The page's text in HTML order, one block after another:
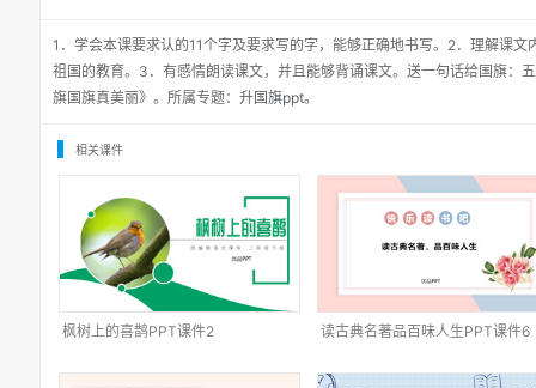
1．学会本课要求认的11个字及要求写的字，能够正确地书写。2．理解课
祖国的教育。3．有感情朗读课文，并且能够背诵课文。送一句话给国旗：
旗国旗真美丽》。所属专题： 升国旗ppt。
相关课件
枫树上的喜鹊PPT课件2 读古典名著品百味人生PPT课件6